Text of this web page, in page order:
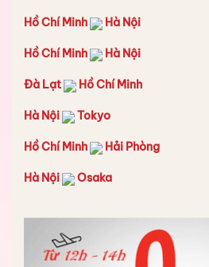
Hồ Chí Minh Hà Nội
Hồ Chí Minh Hà Nội
Đà Lạt Hồ Chí Minh
Hà Nội Tokyo
Hồ Chí Minh Hải Phòng
Hà Nội Osaka